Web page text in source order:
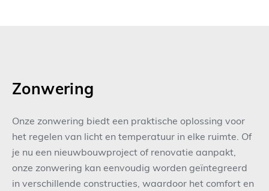
Zonwering
Onze zonwering biedt een praktische oplossing voor
het regelen van licht en temperatuur in elke ruimte. Of
je nu een nieuwbouwproject of renovatie aanpakt,
onze zonwering kan eenvoudig worden geïntegreerd
in verschillende constructies, waardoor het comfort en